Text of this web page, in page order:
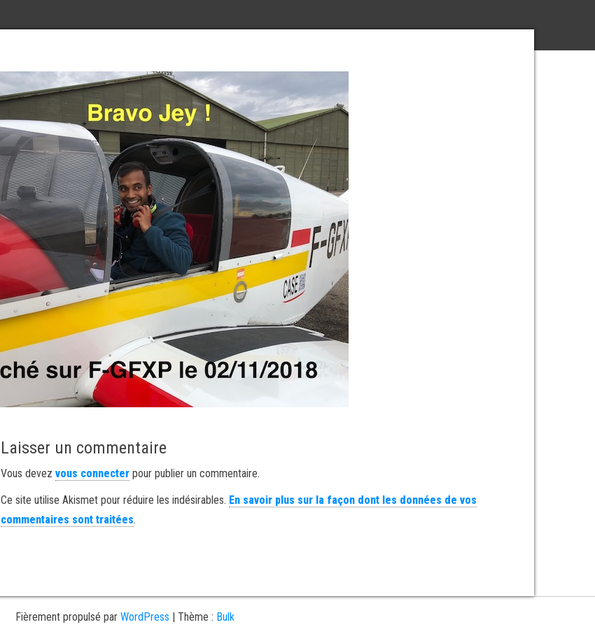
Laisser un commentaire
Vous devezvous connecter pour publier un commentaire.
Ce site utilise Akismet pour réduire les indésirables. En savoir plus sur la façon dont les données de vos
commentaires sont traitées.
Fièrement propulsé par WordPress | Thème : Bulk